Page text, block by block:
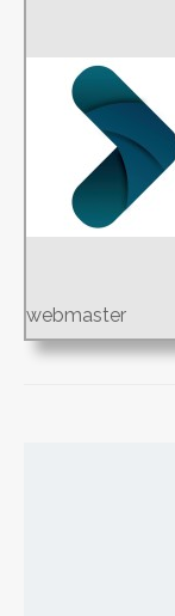
webmaster